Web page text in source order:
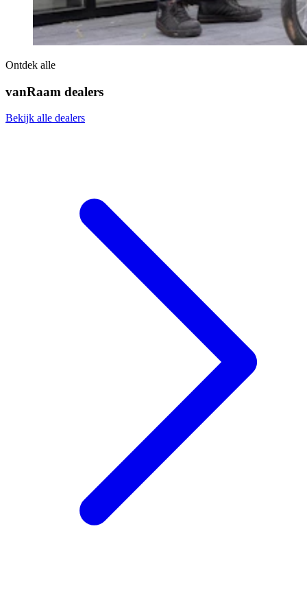
Ontdek alle
vanRaam dealers
Bekijk alle dealers